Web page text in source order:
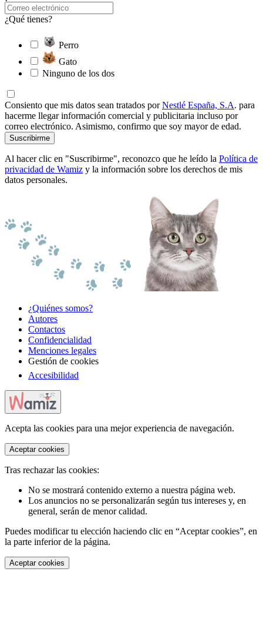
¿Qué tienes?
Perro
Gato
Ninguno de los dos
Consiento que mis datos sean tratados porNestlé España, S.A. para
hacerme llegar información comercial y publicitaria incluso por
correo electrónico. Asimismo, confirmo que soy mayor de edad.
Suscribirme
Al hacer clic en "Suscribirme", reconozco que he leído la Política de
privacidad de Wamiz y la información sobre los derechos de mis
datos personales.
¿Quiénes somos?
Autores
Contactos
Confidencialidad
Menciones legales
Gestión de cookies
Accesibilidad
Acepta las cookies para una mejor experiencia de navegación.
Aceptar cookies
Tras rechazar las cookies:
No se mostrará contenido externo a nuestra página web.
Los anuncios no se personalizarán según tus intereses y, en
general, serán de menor calidad.
Puedes modificar tu elección haciendo clic en “Aceptar cookies”, en
la parte inferior de la página.
Aceptar cookies